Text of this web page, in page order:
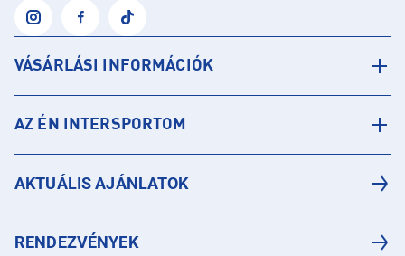
VÁSÁRLÁSI INFORMÁCIÓK
AZ ÉN INTERSPORTOM
AKTUÁLIS AJÁNLATOK
RENDEZVÉNYEK